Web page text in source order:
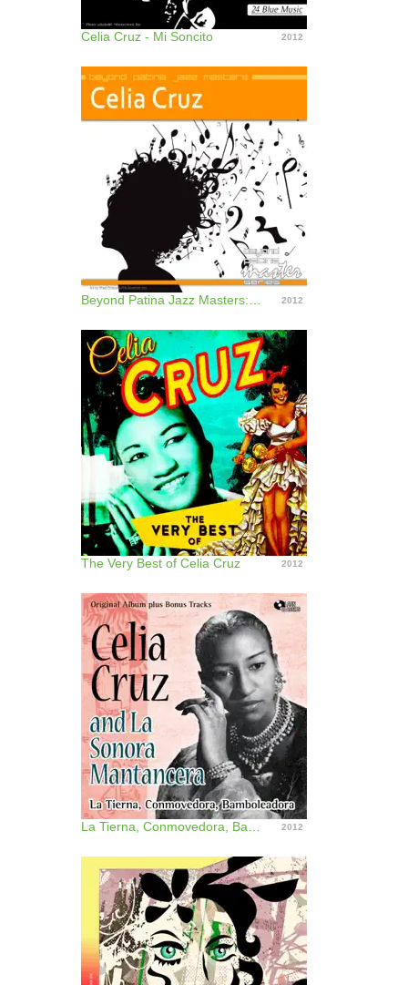
Celia Cruz - Mi Soncito 2012
2012
The Very Best of Celia Cruz 2012
2012